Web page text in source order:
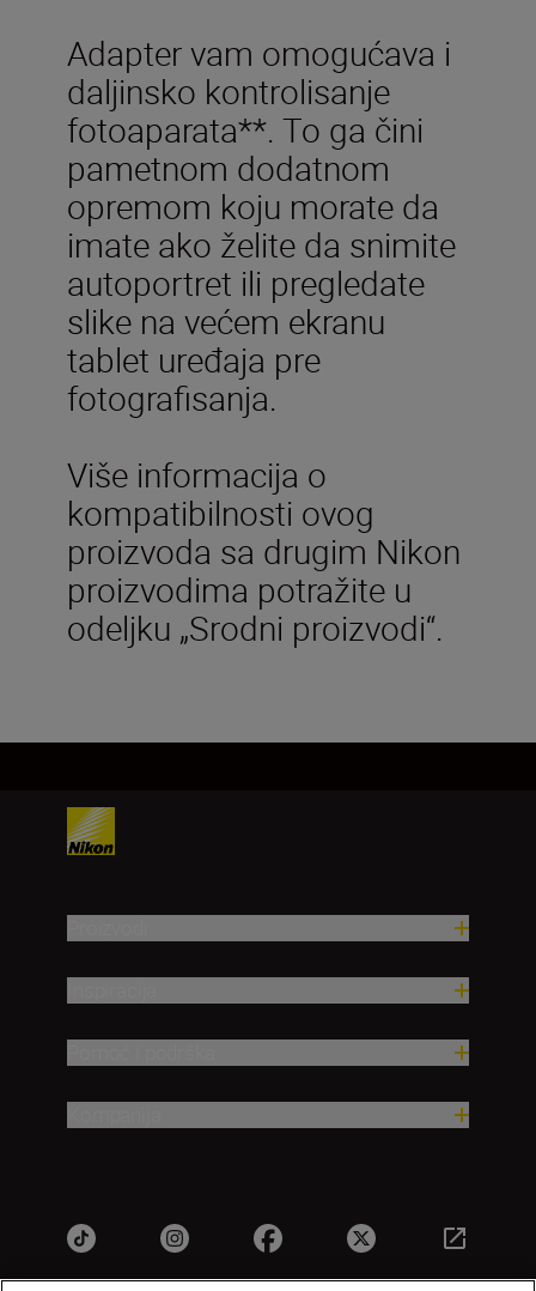
Adapter vam omogućava i
daljinsko kontrolisanje
fotoaparata**. To ga čini
pametnom dodatnom
opremom koju morate da
imate ako želite da snimite
autoportret ili pregledate
slike na većem ekranu
tablet uređaja pre
fotografisanja.
Više informacija o
kompatibilnosti ovog
proizvoda sa drugim Nikon
proizvodima potražite u
odeljku „Srodni proizvodi“.